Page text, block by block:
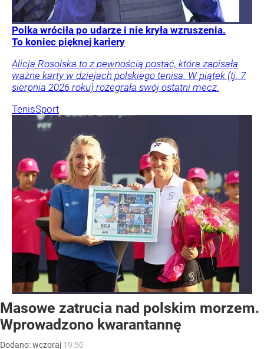
Polka wróciła po udarze i nie kryła wzruszenia.
To koniec pięknej kariery
Alicja Rosolska to z pewnością postać, która zapisała
ważne karty w dziejach polskiego tenisa. W piątek (tj. 7
sierpnia 2026 roku) rozegrała swój ostatni mecz.
TenisSport
Masowe zatrucia nad polskim morzem.
Wprowadzono kwarantannę
Dodano:wczoraj 19:50